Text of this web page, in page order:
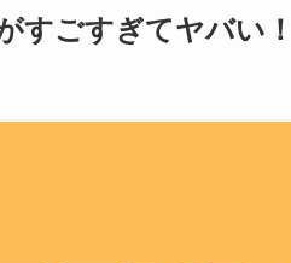
すごすぎてヤバい！